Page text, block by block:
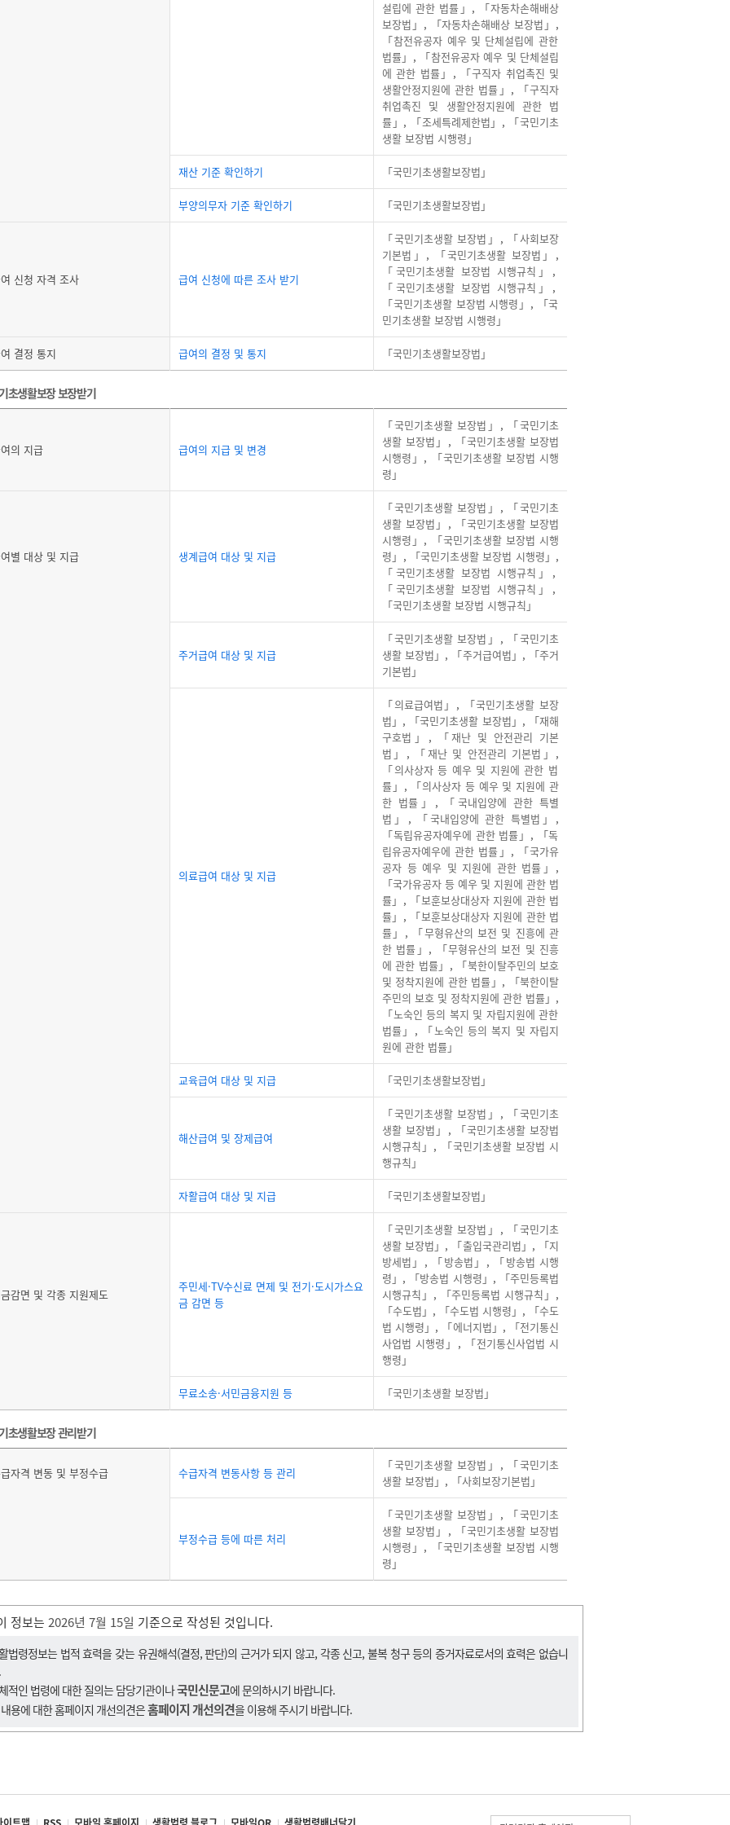
설립에 관한 법률」 , 「자동차손해배상
보장법」 , 「자동차손해배상 보장법」 ,
「참전유공자 예우 및 단체설립에 관한
법률」 , 「참전유공자 예우 및 단체설립
에 관한 법률」 , 「구직자 취업촉진 및
생활안정지원에 관한 법률」 , 「구직자
취업촉진 및 생활안정지원에 관한 법
률」 , 「조세특례제한법」 , 「국민기초
생활 보장법 시행령」
재산 기준 확인하기 「국민기초생활보장법」
부양의무자 기준 확인하기 「국민기초생활보장법」
신청 자격 조사 급여 신청에 따른 조사 받기
「국민기초생활 보장법」 , 「사회보장
기본법」 , 「국민기초생활 보장법」 ,
「국민기초생활 보장법 시행규칙」 ,
「국민기초생활 보장법 시행규칙」 ,
「국민기초생활 보장법 시행령」 , 「국
민기초생활 보장법 시행령」
결정 통지 급여의 결정 및 통지 「국민기초생활보장법」
초생활보장 보장받기
의 지급 급여의 지급 및 변경
「국민기초생활 보장법」 , 「국민기초
생활 보장법」 , 「국민기초생활 보장법
시행령」 , 「국민기초생활 보장법 시행
령」
별 대상 및 지급 생계급여 대상 및 지급
「국민기초생활 보장법」 , 「국민기초
생활 보장법」 , 「국민기초생활 보장법
시행령」 , 「국민기초생활 보장법 시행
령」 , 「국민기초생활 보장법 시행령」 ,
「국민기초생활 보장법 시행규칙」 ,
「국민기초생활 보장법 시행규칙」 ,
「국민기초생활 보장법 시행규칙」
주거급여 대상 및 지급
「국민기초생활 보장법」 , 「국민기초
생활 보장법」 , 「주거급여법」 , 「주거
기본법」
의료급여 대상 및 지급
「의료급여법」 , 「국민기초생활 보장
법」 , 「국민기초생활 보장법」 , 「재해
구호법」 , 「재난 및 안전관리 기본
법」 , 「재난 및 안전관리 기본법」 ,
「의사상자 등 예우 및 지원에 관한 법
률」 , 「의사상자 등 예우 및 지원에 관
한 법률」 , 「국내입양에 관한 특별
법」 , 「국내입양에 관한 특별법」 ,
「독립유공자예우에 관한 법률」 , 「독
립유공자예우에 관한 법률」 , 「국가유
공자 등 예우 및 지원에 관한 법률」 ,
「국가유공자 등 예우 및 지원에 관한 법
률」 , 「보훈보상대상자 지원에 관한 법
률」 , 「보훈보상대상자 지원에 관한 법
률」 , 「무형유산의 보전 및 진흥에 관
한 법률」 , 「무형유산의 보전 및 진흥
에 관한 법률」 , 「북한이탈주민의 보호
및 정착지원에 관한 법률」 , 「북한이탈
주민의 보호 및 정착지원에 관한 법률」 ,
「노숙인 등의 복지 및 자립지원에 관한
법률」 , 「노숙인 등의 복지 및 자립지
원에 관한 법률」
교육급여 대상 및 지급 「국민기초생활보장법」
해산급여 및 장제급여
「국민기초생활 보장법」 , 「국민기초
생활 보장법」 , 「국민기초생활 보장법
시행규칙」 , 「국민기초생활 보장법 시
행규칙」
자활급여 대상 및 지급 「국민기초생활보장법」
감면 및 각종 지원제도
주민세·TV수신료 면제 및 전기·도시가스요
금 감면 등
「국민기초생활 보장법」 , 「국민기초
생활 보장법」 , 「출입국관리법」 , 「지
방세법」 , 「방송법」 , 「방송법 시행
령」 , 「방송법 시행령」 , 「주민등록법
시행규칙」 , 「주민등록법 시행규칙」 ,
「수도법」 , 「수도법 시행령」 , 「수도
법 시행령」 , 「에너지법」 , 「전기통신
사업법 시행령」 , 「전기통신사업법 시
행령」
무료소송·서민금융지원 등 「국민기초생활 보장법」
초생활보장 관리받기
자격 변동 및 부정수급 수급자격 변동사항 등 관리
「국민기초생활 보장법」 , 「국민기초
생활 보장법」 , 「사회보장기본법」
부정수급 등에 따른 처리
「국민기초생활 보장법」 , 「국민기초
생활 보장법」 , 「국민기초생활 보장법
시행령」 , 「국민기초생활 보장법 시행
령」
정보는 2026년 7월 15일 기준으로 작성된 것입니다.
법령정보는 법적 효력을 갖는 유권해석(결정, 판단)의 근거가 되지 않고, 각종 신고, 불복 청구 등의 증거자료로서의 효력은 없습니
적인 법령에 대한 질의는 담당기관이나국민신문고에 문의하시기 바랍니다.
용에 대한 홈페이지 개선의견은홈페이지 개선의견을 이용해 주시기 바랍니다.